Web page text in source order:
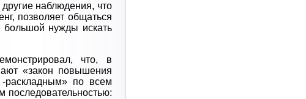
наблюдения, что
позволяет общаться
большой нужды искать
что, в
«закон повышения
раскладным» по всем